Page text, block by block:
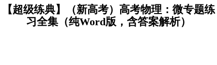
【超级练典】（新高考）高考物理：微专题练
习全集（纯Word版，含答案解析）